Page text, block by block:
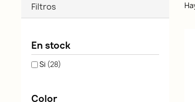
Filtros
En stock
Si (28)
Color